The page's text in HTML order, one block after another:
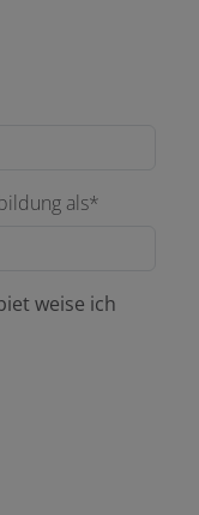
als*
weise ich